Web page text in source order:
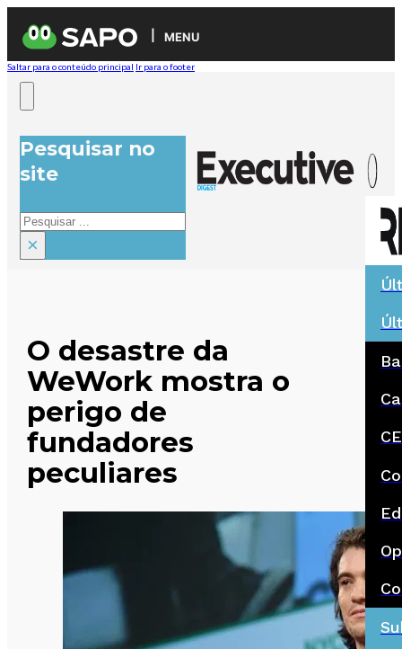
MENU
Saltar para o conteúdo principal Ir para o footer
Pesquisar no
site
Pesquisar
×
O desastre da
WeWork mostra o
perigo de
fundadores
peculiares